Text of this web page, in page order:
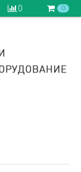
0 0